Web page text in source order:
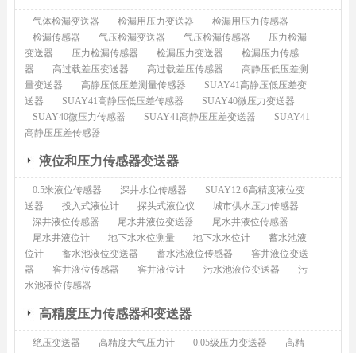
气体检漏变送器 检漏用压力变送器
检漏用压力传感器
检漏传感器
气压检漏变送器 气压检漏传感器
压力检漏
变送器
压力检漏传感器 检漏压力变送器
检漏压力传感
器
高过载差压变送器 高过载差压传感器
高静压低压差测
量变送器
高静压低压差测量传感器
SUAY41高静压低压差变
送器
SUAY41高静压低压差传感器
SUAY40微压力变送器
SUAY40微压力传感器
SUAY41高静压压差变送器
SUAY41
高静压压差传感器
液位和压力传感器变送器
0.5米液位传感器 深井水位传感器
SUAY12.6高精度液位变
送器
投入式液位计 探头式液位仪
城市供水压力传感器
深井液位传感器
尾水井液位变送器
尾水井液位传感器
尾水井液位计
地下水水位测量 地下水水位计
蓄水池液
位计
蓄水池液位变送器 蓄水池液位传感器
窖井液位变送
器
窖井液位传感器 窖井液位计 污水池液位变送器
污
水池液位传感器
高精度压力传感器和变送器
绝压变送器 高精度大气压力计 0.05级压力变送器
高精